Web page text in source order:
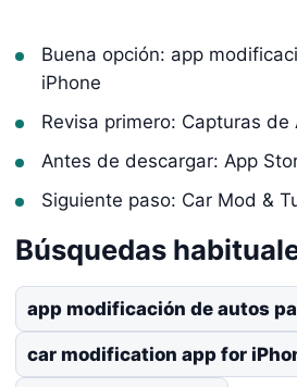
Buena opción: app
iPhone
Revisa primero: Capturas de
Antes de descargar: App
Siguiente paso: Car Mod &
Búsquedas
app modificación de autos
car modification app for